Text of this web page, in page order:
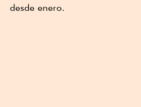
desde enero.